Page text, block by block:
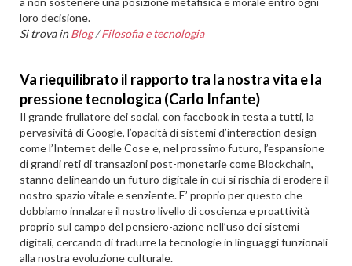
loro decisione.
Si trova in Blog /Filosofia e tecnologia
Va riequilibrato il rapporto tra la nostra vita e la
pressione tecnologica (Carlo Infante)
Il grande frullatore dei social, con facebook in testa a tutti, la
pervasività di Google, l’opacità di sistemi d’interaction design
come l’Internet delle Cose e, nel prossimo futuro, l’espansione
di grandi reti di transazioni post-monetarie come Blockchain,
stanno delineando un futuro digitale in cui si rischia di erodere il
nostro spazio vitale e senziente. E’ proprio per questo che
dobbiamo innalzare il nostro livello di coscienza e proattività
proprio sul campo del pensiero-azione nell’uso dei sistemi
digitali, cercando di tradurre la tecnologie in linguaggi funzionali
alla nostra evoluzione culturale.